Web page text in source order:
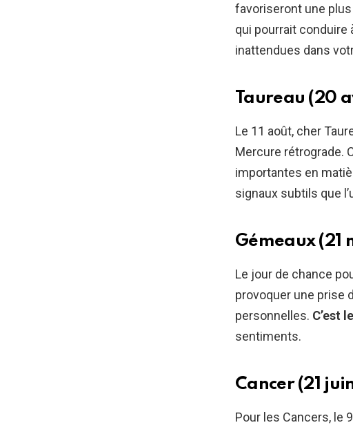
favoriseront une
qui pourrait
inattendues dans
Taureau (20
Le 11 août, cher
Mercure rétrograde.
importantes en
signaux subtils que
Gémeaux (21
Le jour de chance
provoquer une prise
personnelles. C’est
sentiments.
Cancer (21
Pour les Cancers, le